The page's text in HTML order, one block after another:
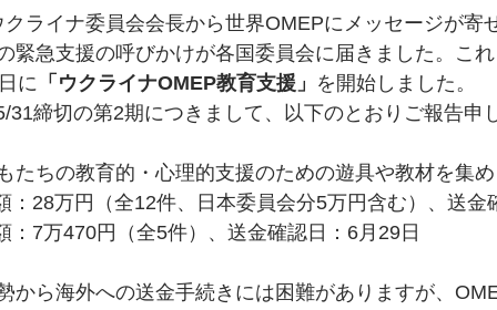
ライナ委員会会長から世界OMEPにメッセージが寄
緊急支援の呼びかけが各国委員会に届きました。こ
に 「ウクライナOMEP教育支援」 を開始しました。
31締切の第2期につきまして、以下のとおりご報告申
たちの教育的・心理的支援のための遊具や教材を集
：28万円（全12件、日本委員会分5万円含む）、送金
：7万470円（全5件）、送金確認日：6月29日
ら海外への送金手続きには困難がありますが、